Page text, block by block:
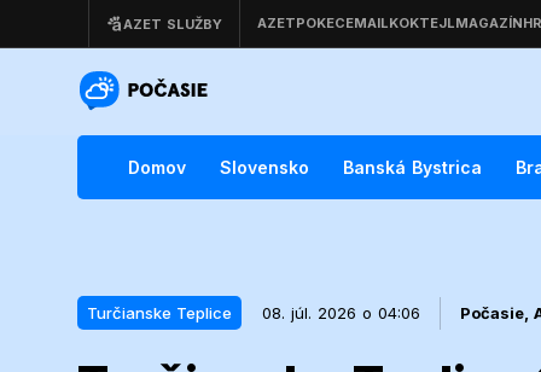
Domov Slovensko Banská Bystrica
Turčianske Teplice 08. júl. 2026 o 04:06 Počasie,